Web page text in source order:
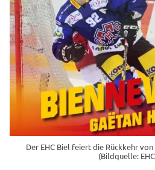
Der EHC Biel feiert die Rückkehr
(Bildquelle: